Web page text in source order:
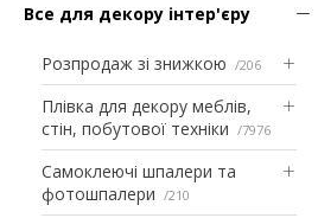
Все для декору інтер'єру
Розпродаж зі знижкою 206
Плівка для декору меблів,
стін, побутової техніки
7976
Самоклеючі шпалери та
фотошпалери
210